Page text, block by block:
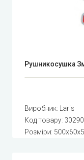
Рушникосушка
Виробник:
Laris
Код товару:
Розміри: